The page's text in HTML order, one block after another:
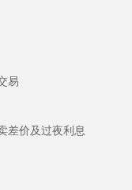
易
差价及过夜利息